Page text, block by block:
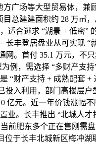
广场等大型贸易体，兼
总建建面积约 28 万㎡
适合逃求 “湖景 + 低密”
丰登居盘业从可实现 “
网。首付 35.1 万元，不
例，需选择 “多财产支
“财产支持 + 成熟配套 +
投入利用，部门高楼层户
亿元。近一年价钱涨幅
业。长丰推出 “北城人才
前肥东多个正在售刚需
位于长丰北城新区梅冲湖